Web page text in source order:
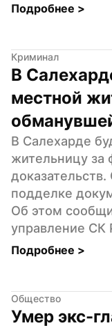
Подробнее >
Криминал
В
местной
В Салехарде
жительницу за
подделке
Об этом
управление СК
Подробнее >
Общество
Умер экс-